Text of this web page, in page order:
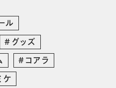
ル
グッズ
コアラ
ケ